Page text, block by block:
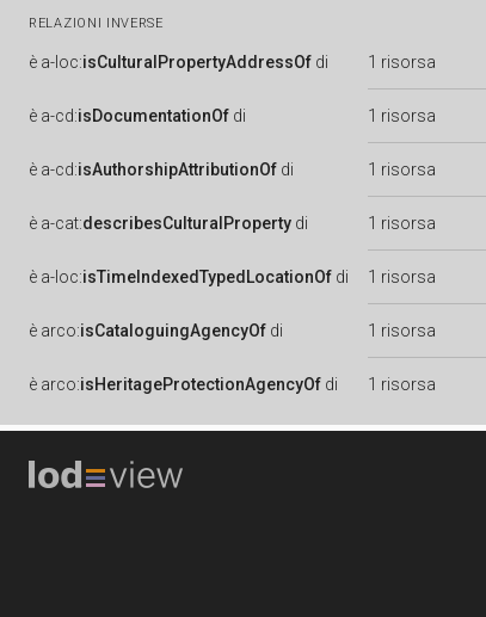
RELAZIONI INVERSE
è a-loc:isCulturalPropertyAddressOf di 1 risorsa
è a-cd:isDocumentationOf di 1 risorsa
è a-cd:isAuthorshipAttributionOf di 1 risorsa
è a-cat:describesCulturalProperty di 1 risorsa
è a-loc:isTimeIndexedTypedLocationOf di 1 risorsa
è arco:isCataloguingAgencyOf di 1 risorsa
è arco:isHeritageProtectionAgencyOf di 1 risorsa